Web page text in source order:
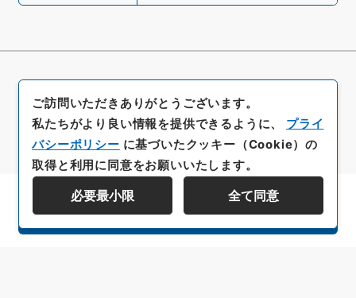
資料群階層を表示する
ご訪問いただきありがとうございます。
私たちがより良い情報を提供できるように、 プライ
バシーポリシー に基づいたクッキー（Cookie）の
取得と利用に同意をお願いいたします。
必要最小限 全て同意